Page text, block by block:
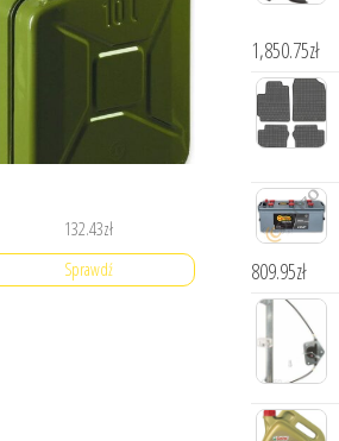
132.43zł
Sprawdź
1,850.75zł
809.95zł